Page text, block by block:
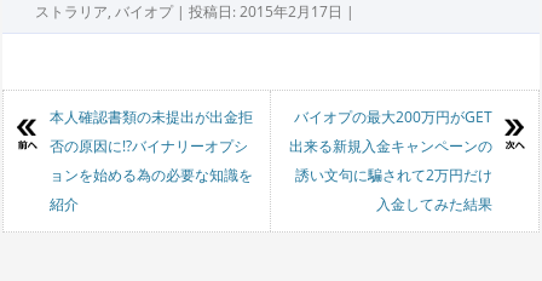
ストラリア, バイオプ| 投稿日: 2015年2月17日 |
投稿ナビゲーション
本人確認書類の未提出が出金拒
否の原因に!?バイナリーオプシ
ョンを始める為の必要な知識を
紹介
バイオプの最大200万円がGET
出来る新規入金キャンペーンの
誘い文句に騙されて2万円だけ
入金してみた結果